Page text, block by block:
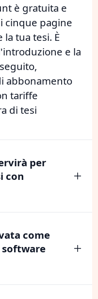
è gratuita e
cinque pagine
tua tesi. È
e la
abbonamento
tariffe
di tesi
per
con
come